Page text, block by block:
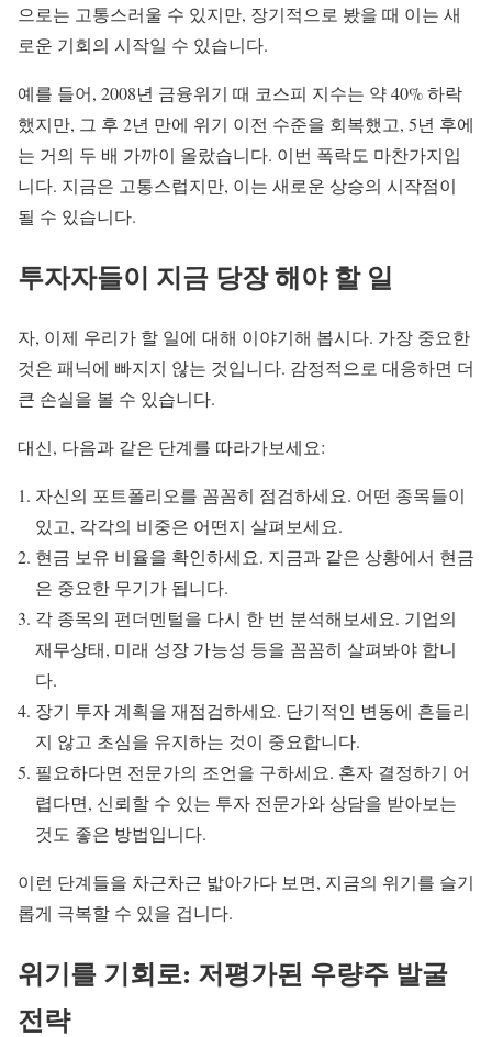
으로는 고통스러울 수 있지만, 장기적으로 봤을 때 이는 새
로운 기회의 시작일 수 있습니다.
예를 들어, 2008년 금융위기 때 코스피 지수는 약 40% 하락
했지만, 그 후 2년 만에 위기 이전 수준을 회복했고, 5년 후에
는 거의 두 배 가까이 올랐습니다. 이번 폭락도 마찬가지입
니다. 지금은 고통스럽지만, 이는 새로운 상승의 시작점이
될 수 있습니다.
투자자들이 지금 당장 해야 할 일
자, 이제 우리가 할 일에 대해 이야기해 봅시다. 가장 중요한
것은 패닉에 빠지지 않는 것입니다. 감정적으로 대응하면 더
큰 손실을 볼 수 있습니다.
대신, 다음과 같은 단계를 따라가보세요:
자신의 포트폴리오를 꼼꼼히 점검하세요. 어떤 종목들이
있고, 각각의 비중은 어떤지 살펴보세요.
현금 보유 비율을 확인하세요. 지금과 같은 상황에서 현금
은 중요한 무기가 됩니다.
각 종목의 펀더멘털을 다시 한 번 분석해보세요. 기업의
재무상태, 미래 성장 가능성 등을 꼼꼼히 살펴봐야 합니
다.
장기 투자 계획을 재점검하세요. 단기적인 변동에 흔들리
지 않고 초심을 유지하는 것이 중요합니다.
필요하다면 전문가의 조언을 구하세요. 혼자 결정하기 어
렵다면, 신뢰할 수 있는 투자 전문가와 상담을 받아보는
것도 좋은 방법입니다.
이런 단계들을 차근차근 밟아가다 보면, 지금의 위기를 슬기
롭게 극복할 수 있을 겁니다.
위기를 기회로: 저평가된 우량주 발굴
전략